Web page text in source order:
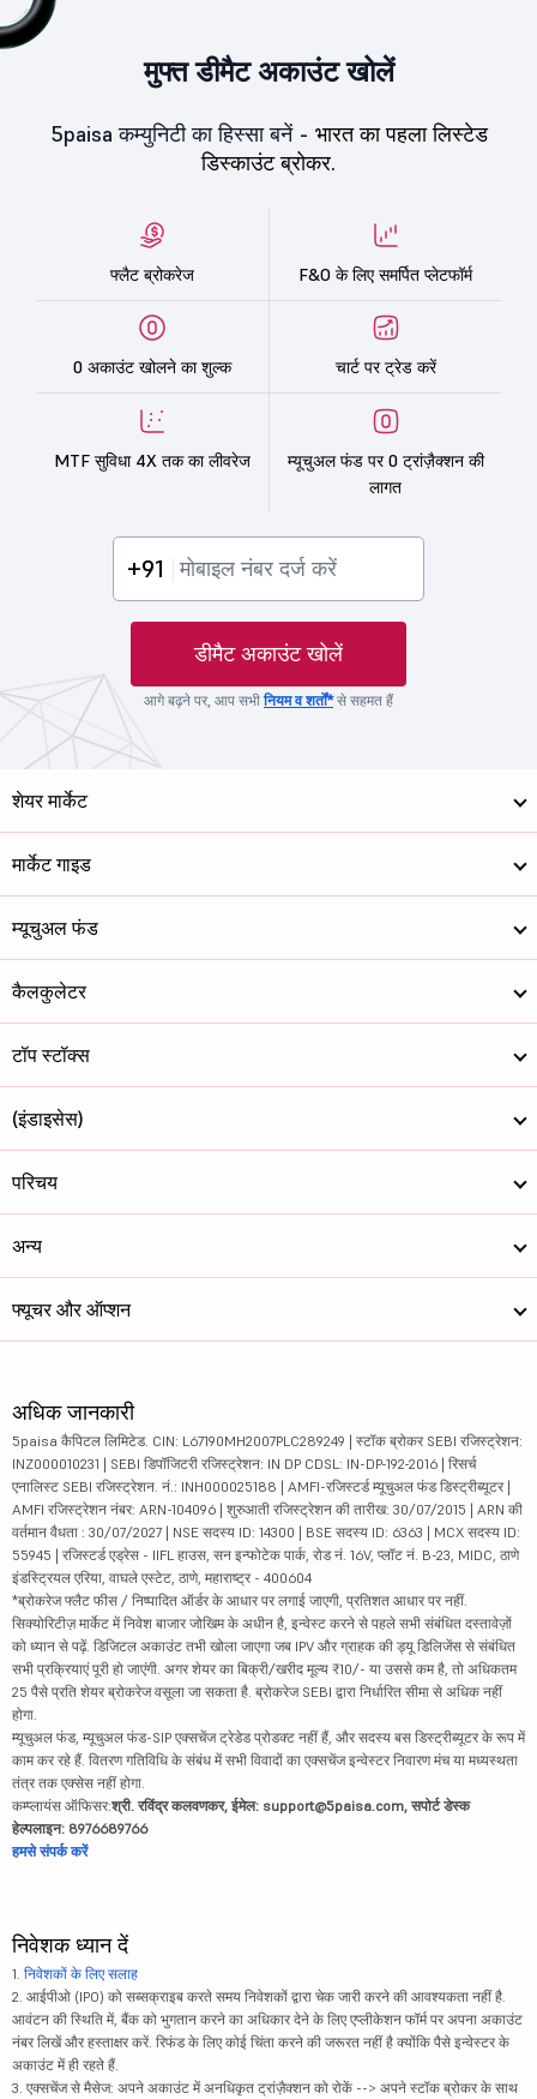
मुफ्त डीमैट अकाउंट खोलें
5paisa कम्युनिटी का हिस्सा बनें - भारत का पहला लिस्टेड
डिस्काउंट ब्रोकर.
फ्लैट ब्रोकरेज F&O के लिए समर्पित प्लेटफॉर्म
0 अकाउंट खोलने का शुल्क चार्ट पर ट्रेड करें
MTF सुविधा 4X तक का लीवरेज
म्यूचुअल फंड पर 0 ट्रांज़ैक्शन की
लागत
+91
डीमैट अकाउंट खोलें
आगे बढ़ने पर, आप सभीनियम व शर्तों*से सहमत हैं
शेयर मार्केट
मार्केट गाइड
म्यूचुअल फंड
कैलकुलेटर
टॉप स्टॉक्स
(इंडाइसेस)
परिचय
अन्य
फ्यूचर और ऑप्शन
अधिक जानकारी
5paisa कैपिटल लिमिटेड. CIN: L67190MH2007PLC289249 | स्टॉक ब्रोकर SEBI रजिस्ट्रेशन:
INZ000010231 | SEBI डिपॉजिटरी रजिस्ट्रेशन: IN DP CDSL: IN-DP-192-2016 | रिसर्च
एनालिस्ट SEBI रजिस्ट्रेशन. नं.: INH000025188 | AMFI-रजिस्टर्ड म्यूचुअल फंड डिस्ट्रीब्यूटर |
AMFI रजिस्ट्रेशन नंबर: ARN-104096 | शुरुआती रजिस्ट्रेशन की तारीख: 30/07/2015 | ARN की
वर्तमान वैधता : 30/07/2027 | NSE सदस्य ID: 14300 | BSE सदस्य ID: 6363 | MCX सदस्य ID:
55945 | रजिस्टर्ड एड्रेस - IIFL हाउस, सन इन्फोटेक पार्क, रोड नं. 16V, प्लॉट नं. B-23, MIDC, ठाणे
इंडस्ट्रियल एरिया, वाघले एस्टेट, ठाणे, महाराष्ट्र - 400604
*ब्रोकरेज फ्लैट फीस / निष्पादित ऑर्डर के आधार पर लगाई जाएगी, प्रतिशत आधार पर नहीं.
सिक्योरिटीज़ मार्केट में निवेश बाजार जोखिम के अधीन है, इन्वेस्ट करने से पहले सभी संबंधित दस्तावेज़ों
को ध्यान से पढ़ें. डिजिटल अकाउंट तभी खोला जाएगा जब IPV और ग्राहक की ड्यू डिलिजेंस से संबंधित
सभी प्रक्रियाएं पूरी हो जाएंगी. अगर शेयर का बिक्री/खरीद मूल्य ₹10/- या उससे कम है, तो अधिकतम
25 पैसे प्रति शेयर ब्रोकरेज वसूला जा सकता है. ब्रोकरेज SEBI द्वारा निर्धारित सीमा से अधिक नहीं
होगा.
म्यूचुअल फंड, म्यूचुअल फंड-SIP एक्सचेंज ट्रेडेड प्रोडक्ट नहीं हैं, और सदस्य बस डिस्ट्रीब्यूटर के रूप में
काम कर रहे हैं. वितरण गतिविधि के संबंध में सभी विवादों का एक्सचेंज इन्वेस्टर निवारण मंच या मध्यस्थता
तंत्र तक एक्सेस नहीं होगा.
कम्प्लायंस ऑफिसर:श्री. रविंद्र कलवणकर, ईमेल: support@5paisa.com, सपोर्ट डेस्क
हेल्पलाइन: 8976689766
हमसे संपर्क करें
निवेशक ध्यान दें
1. निवेशकों के लिए सलाह
2. आईपीओ (IPO) को सब्सक्राइब करते समय निवेशकों द्वारा चेक जारी करने की आवश्यकता नहीं है.
आवंटन की स्थिति में, बैंक को भुगतान करने का अधिकार देने के लिए एप्लीकेशन फॉर्म पर अपना अकाउंट
नंबर लिखें और हस्ताक्षर करें. रिफंड के लिए कोई चिंता करने की जरूरत नहीं है क्योंकि पैसे इन्वेस्टर के
अकाउंट में ही रहते हैं.
3. एक्सचेंज से मैसेज: अपने अकाउंट में अनधिकृत ट्रांज़ैक्शन को रोकें --> अपने स्टॉक ब्रोकर के साथ